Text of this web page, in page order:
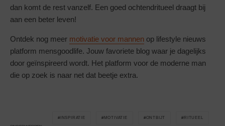
dan komt de rest vanzelf. Een goed ochtendritueel draagt bij
aan een beter leven!
Ontdek nog meer motivatie voor mannen op lifestyle nieuws
platform mensgoodlife. Jouw favoriete blog waar je dagelijks
door geïnspireerd wordt. Het platform voor de moderne man
die op zoek is naar net dat beetje extra.
INSPIRATIE MOTIVATIE ONTBIJT RITUEEL